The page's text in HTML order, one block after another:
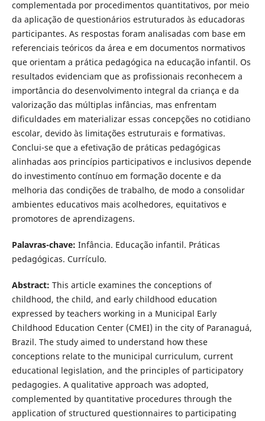
complementada por procedimentos quantitativos, por meio
da aplicação de questionários estruturados às educadoras
participantes. As respostas foram analisadas com base em
referenciais teóricos da área e em documentos normativos
que orientam a prática pedagógica na educação infantil. Os
resultados evidenciam que as profissionais reconhecem a
importância do desenvolvimento integral da criança e da
valorização das múltiplas infâncias, mas enfrentam
dificuldades em materializar essas concepções no cotidiano
escolar, devido às limitações estruturais e formativas.
Conclui-se que a efetivação de práticas pedagógicas
alinhadas aos princípios participativos e inclusivos depende
do investimento contínuo em formação docente e da
melhoria das condições de trabalho, de modo a consolidar
ambientes educativos mais acolhedores, equitativos e
promotores de aprendizagens.
Palavras-chave: Infância. Educação infantil. Práticas
pedagógicas. Currículo.
Abstract: This article examines the conceptions of
childhood, the child, and early childhood education
expressed by teachers working in a Municipal Early
Childhood Education Center (CMEI) in the city of Paranaguá,
Brazil. The study aimed to understand how these
conceptions relate to the municipal curriculum, current
educational legislation, and the principles of participatory
pedagogies. A qualitative approach was adopted,
complemented by quantitative procedures through the
application of structured questionnaires to participating